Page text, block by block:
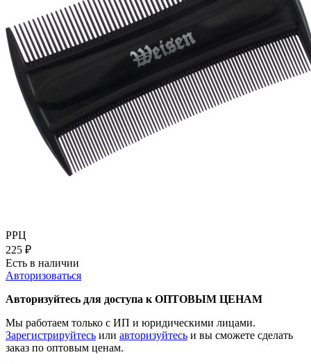
РРЦ
225 ₽
Есть в наличии
Авторизоваться
Авторизуйтесь для доступа к ОПТОВЫМ ЦЕНАМ
Мы работаем только с ИП и юридическими лицами.
Зарегистрируйтесь или авторизуйтесь и вы сможете сделать
заказ по оптовым ценам.